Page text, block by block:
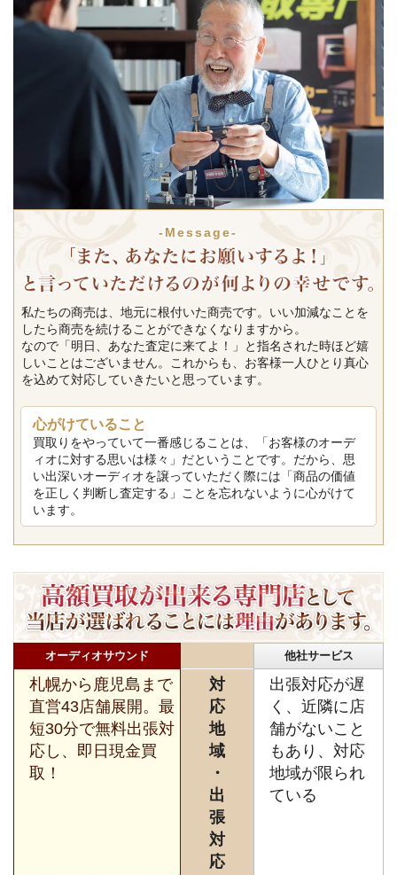
-Message-
私たちの商売は、地元に根付いた商売です。いい加減なことを
したら商売を続けることができなくなりますから。
なので「明日、あなた査定に来てよ！」と指名された時ほど嬉
しいことはございません。これからも、お客様一人ひとり真心
を込めて対応していきたいと思っています。
心がけていること
買取りをやっていて一番感じることは、「お客様のオーデ
ィオに対する思いは様々」だということです。だから、思
い出深いオーディオを譲っていただく際には「商品の価値
を正しく判断し査定する」ことを忘れないように心がけて
います。
オーディオサウンド 他社サービス
札幌から鹿児島まで
直営43店舗展開。最
短30分で無料出張対
応し、即日現金買
取！
対
応
地
域
・
出
張
対
応
出張対応が遅
く、近隣に店
舗がないこと
もあり、対応
地域が限られ
ている